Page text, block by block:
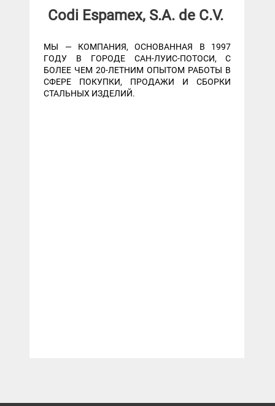
Codi Espamex, S.A. de C.V.
МЫ — КОМПАНИЯ, ОСНОВАННАЯ В 1997
ГОДУ В ГОРОДЕ САН-ЛУИС-ПОТОСИ, С
БОЛЕЕ ЧЕМ 20-ЛЕТНИМ ОПЫТОМ РАБОТЫ В
СФЕРЕ ПОКУПКИ, ПРОДАЖИ И СБОРКИ
СТАЛЬНЫХ ИЗДЕЛИЙ.